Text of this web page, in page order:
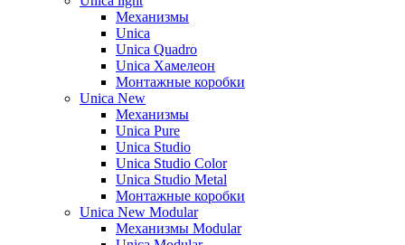
Механизмы
Unica
Unica Quadro
Unica Хамелеон
Монтажные коробки
Unica New
Механизмы
Unica Pure
Unica Studio
Unica Studio Color
Unica Studio Metal
Монтажные коробки
Unica New Modular
Механизмы Modular